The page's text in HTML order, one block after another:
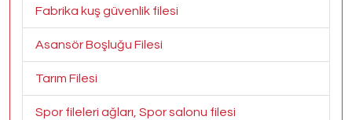
Fabrika kuş güvenlik filesi
Asansör Boşluğu Filesi
Tarım Filesi
Spor fileleri ağları, Spor salonu filesi